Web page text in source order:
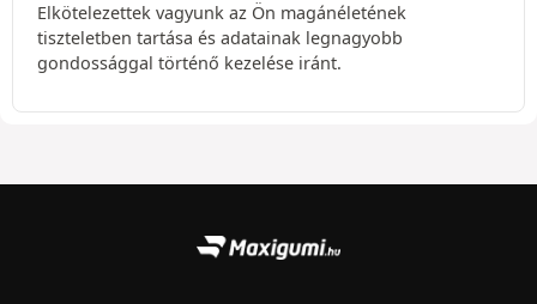
Elkötelezettek vagyunk az Ön magánéletének
tiszteletben tartása és adatainak legnagyobb
gondossággal történő kezelése iránt.